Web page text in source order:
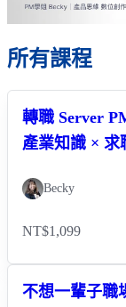
所有課程
轉職 Server
產業知識 × 求
Becky
NT$1,099
不想一輩子職